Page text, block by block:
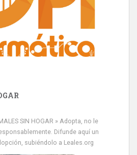
SIN HOGAR » Adopta, no le
Difunde aquí un
subiéndolo a Leales.org